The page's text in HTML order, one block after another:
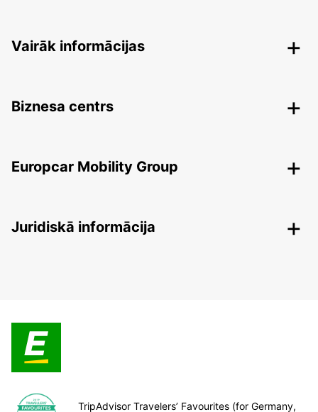
Vairāk informācijas
Biznesa centrs
Europcar Mobility Group
Juridiskā informācija
TripAdvisor Travelers’ Favourites (for Germany,